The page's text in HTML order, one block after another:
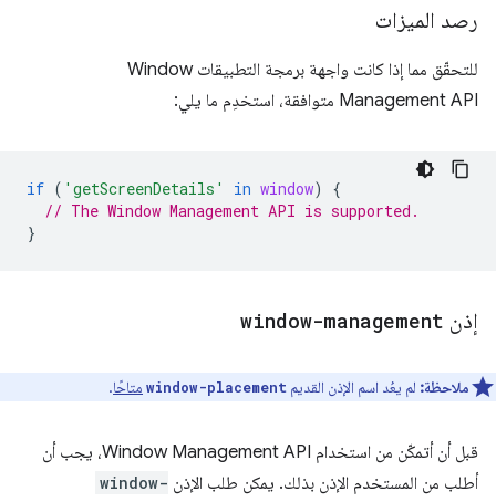
رصد الميزات
للتحقّق مما إذا كانت واجهة برمجة التطبيقات Window
Management API متوافقة، استخدِم ما يلي:
if ( 'getScreenDetails' in window)
{
// The Window Management API is supported.
}
إذن window-management
ملاحظة: لم يعُد اسم الإذن القديم window-placement متاحًا.
قبل أن أتمكّن من استخدام Window Management API، يجب أن
أطلب من المستخدم الإذن بذلك. يمكن طلب الإذن window-